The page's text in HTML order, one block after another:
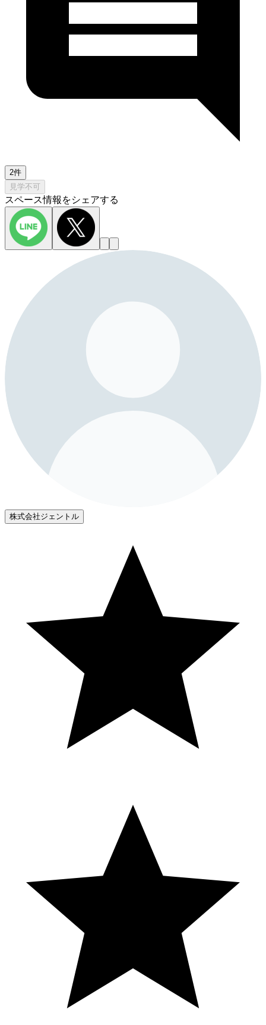
2件
見学不可
スペース情報をシェアする
株式会社ジェントル